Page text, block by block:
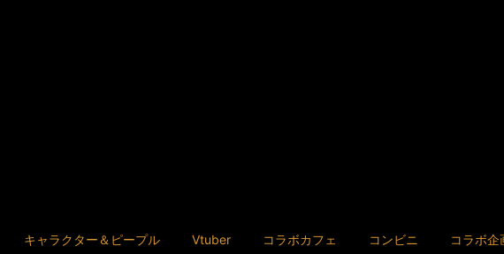
キャラクター＆ピープル Vtuber コラボカフェ コンビニ コラボ企